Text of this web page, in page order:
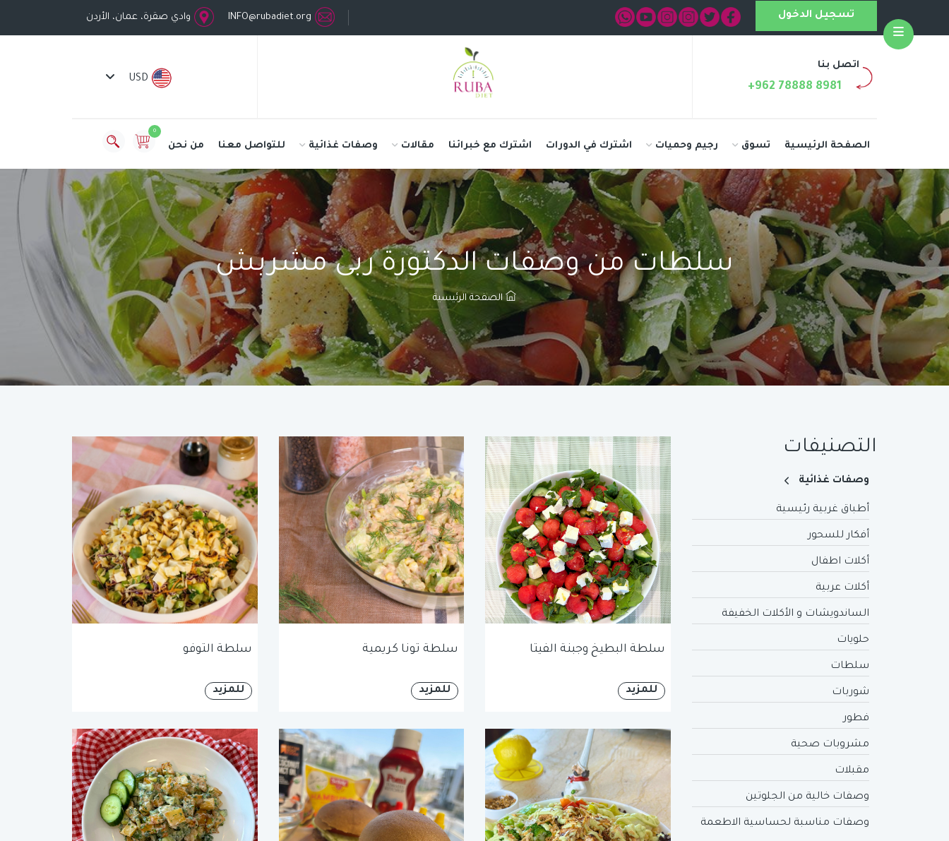
INFO@rubadiet.org وادي صقرة، عمان، الأردن تسجيل الدخول
اتصل بنا
+962 78888 8981
USD
0
الصفحة الرئيسية تسوق رجيم وحميات اشترك في الدورات اشترك مع خبرائنا مقالات وصفات غذائية للتواصل معنا من نحن
سلطات من وصفات الدكتورة ربى مشربش
الصفحة الرئيسية
التصنيفات
وصفات غذائية
أطباق غربية رئيسية
أفكار للسحور
أكلات اطفال
أكلات عربية
الساندويشات و الأكلات الخفيفة
حلويات
سلطات
شوربات
فطور
مشروبات صحية
مقبلات
وصفات خالية من الجلوتين
وصفات مناسبة لحساسية الاطعمة
سلطة البطيخ وجبنة الفيتا
للمزيد
سلطة تونا كريمية
للمزيد
سلطة التوفو
للمزيد